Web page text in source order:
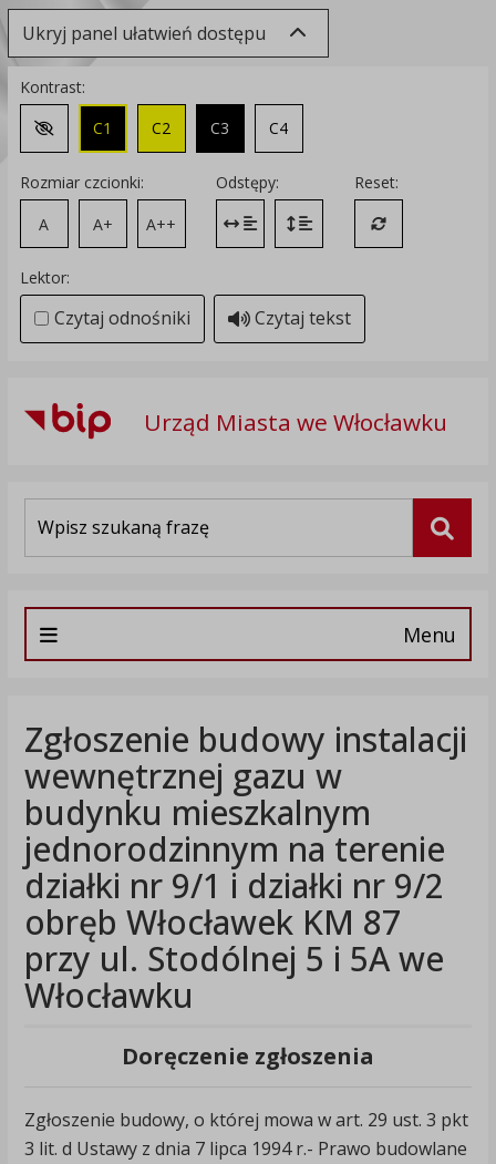
Ukryj panel ułatwień dostępu
Kontrast:
Zmień kontrast na domyślny
C1 C2 C3 C4
Rozmiar czcionki:
A
A+ A++
Odstępy:
Zmień odstęp między literami
Zmień interlinię i margines
Reset:
Przywróć
Lektor:
Czytaj odnośniki Czytaj tekst
Urząd Miasta we Włocławku
Menu
Zgłoszenie budowy instalacji
wewnętrznej gazu w
budynku mieszkalnym
jednorodzinnym na terenie
działki nr 9/1 i działki nr 9/2
obręb Włocławek KM 87
przy ul. Stodólnej 5 i 5A we
Włocławku
Doręczenie zgłoszenia
Zgłoszenie budowy, o której mowa w art. 29 ust. 3 pkt
3 lit. d Ustawy z dnia 7 lipca 1994 r.- Prawo budowlane